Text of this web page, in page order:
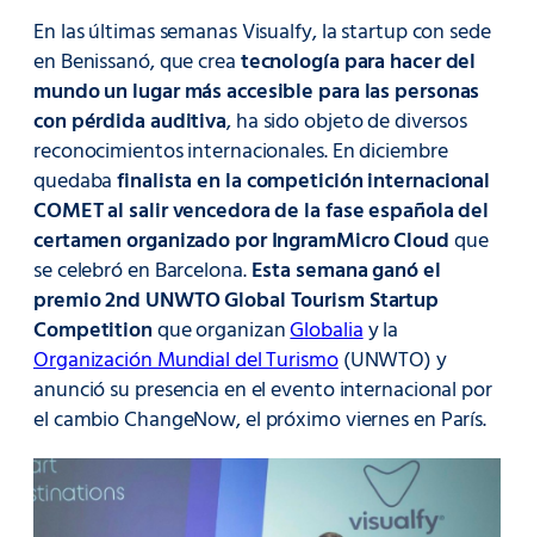
En las últimas semanas Visualfy, la startup con sede
en Benissanó, que createcnología para hacer del
mundo un lugar más accesible para las personas
con pérdida auditiva, ha sido objeto de diversos
reconocimientos internacionales. En diciembre
quedabafinalista en la competición internacional
COMET al salir vencedora de la fase española del
certamen organizado por IngramMicro Cloudque
se celebró en Barcelona.Esta semana ganó el
premio 2nd UNWTO Global Tourism Startup
Competitionque organizanGlobaliay la
Organización Mundial del Turismo(UNWTO) y
anunció su presencia en el evento internacional por
el cambio ChangeNow, el próximo viernes en París.